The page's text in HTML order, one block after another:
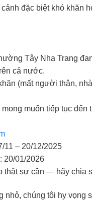
đặc biệt khó khăn
Tây Nha Trang
cả nước.
(mất người thân,
muốn tiếp tục đến
11 – 20/12/2025
20/01/2026
thật sự cần — hãy chia
nhỏ, chúng tôi hy vọng